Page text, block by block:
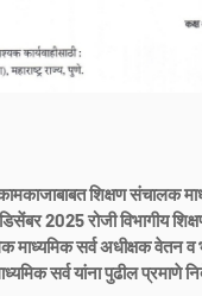
शिक्षण संचालक
2025 रोजी विभागीय
माध्यमिक सर्व अधीक्षक वेतन व
सर्व यांना पुढील प्रमाणे